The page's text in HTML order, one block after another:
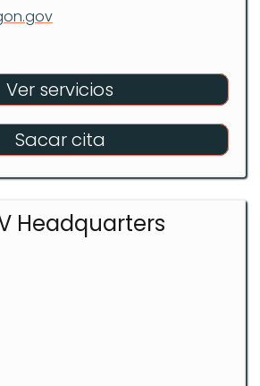
Ver servicios
Sacar cita
Headquarters